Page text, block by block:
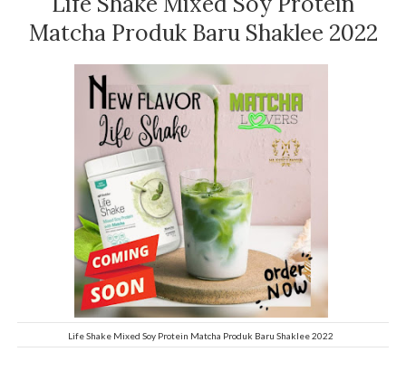
Matcha Produk Baru Shaklee 2022
Life Shake Mixed Soy Protein Matcha Produk Baru Shaklee 2022